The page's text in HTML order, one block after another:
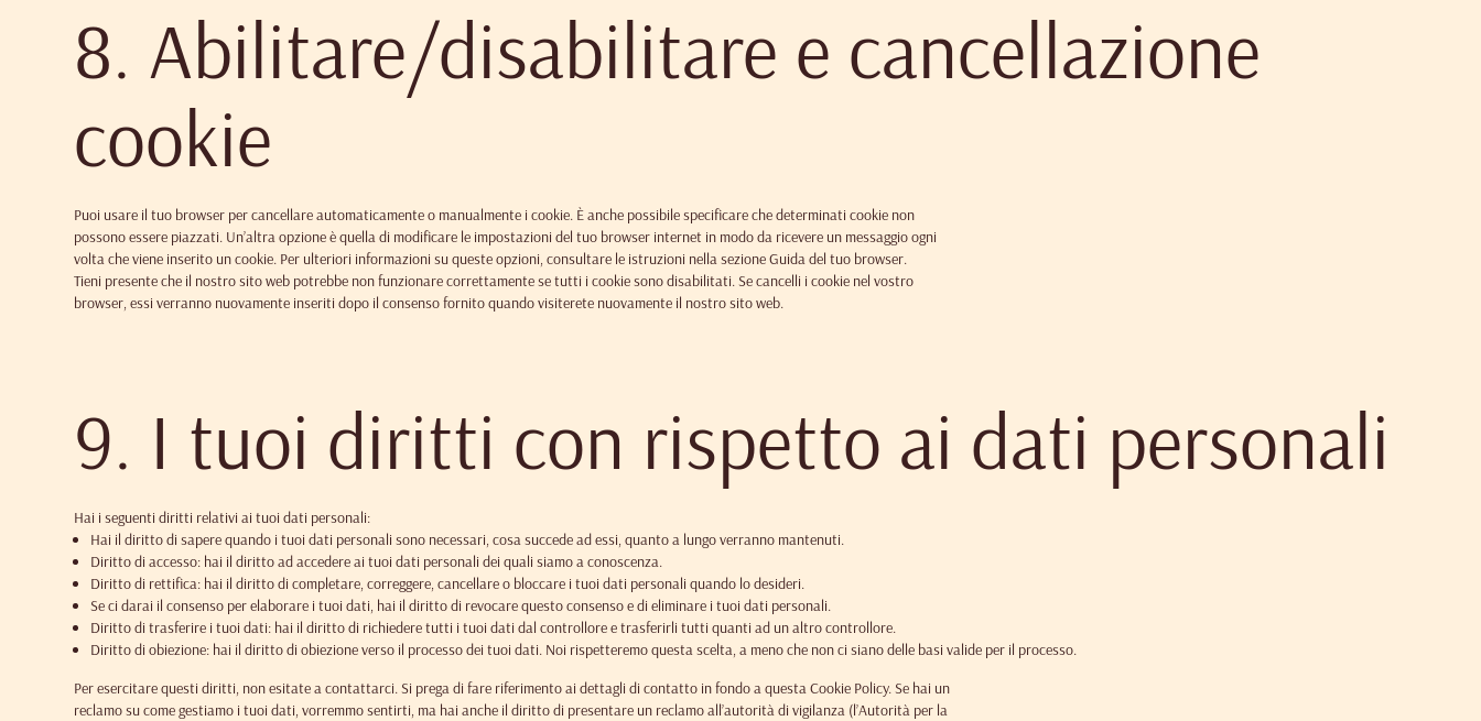
8. Abilitare/disabilitare e cancellazione
cookie
Puoi usare il tuo browser per cancellare automaticamente o manualmente i cookie. È anche possibile specificare che determinati cookie non
possono essere piazzati. Un’altra opzione è quella di modificare le impostazioni del tuo browser internet in modo da ricevere un messaggio ogni
volta che viene inserito un cookie. Per ulteriori informazioni su queste opzioni, consultare le istruzioni nella sezione Guida del tuo browser.
Tieni presente che il nostro sito web potrebbe non funzionare correttamente se tutti i cookie sono disabilitati. Se cancelli i cookie nel vostro
browser, essi verranno nuovamente inseriti dopo il consenso fornito quando visiterete nuovamente il nostro sito web.
9. I tuoi diritti con rispetto ai dati personali
Hai i seguenti diritti relativi ai tuoi dati personali:
Hai il diritto di sapere quando i tuoi dati personali sono necessari, cosa succede ad essi, quanto a lungo verranno mantenuti.
Diritto di accesso: hai il diritto ad accedere ai tuoi dati personali dei quali siamo a conoscenza.
Diritto di rettifica: hai il diritto di completare, correggere, cancellare o bloccare i tuoi dati personali quando lo desideri.
Se ci darai il consenso per elaborare i tuoi dati, hai il diritto di revocare questo consenso e di eliminare i tuoi dati personali.
Diritto di trasferire i tuoi dati: hai il diritto di richiedere tutti i tuoi dati dal controllore e trasferirli tutti quanti ad un altro controllore.
Diritto di obiezione: hai il diritto di obiezione verso il processo dei tuoi dati. Noi rispetteremo questa scelta, a meno che non ci siano delle basi valide per il processo.
Per esercitare questi diritti, non esitate a contattarci. Si prega di fare riferimento ai dettagli di contatto in fondo a questa Cookie Policy. Se hai un
reclamo su come gestiamo i tuoi dati, vorremmo sentirti, ma hai anche il diritto di presentare un reclamo all’autorità di vigilanza (l’Autorità per la